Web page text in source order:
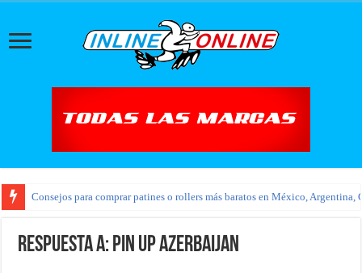
Consejos para comprar patines o rollers más baratos en México, Argentina,
Respuesta a: pin up azerbaijan